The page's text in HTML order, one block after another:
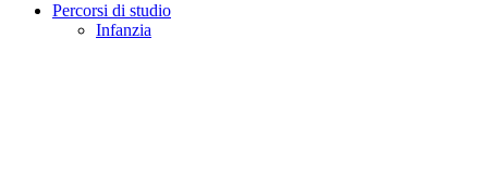
Percorsi di studio
Infanzia